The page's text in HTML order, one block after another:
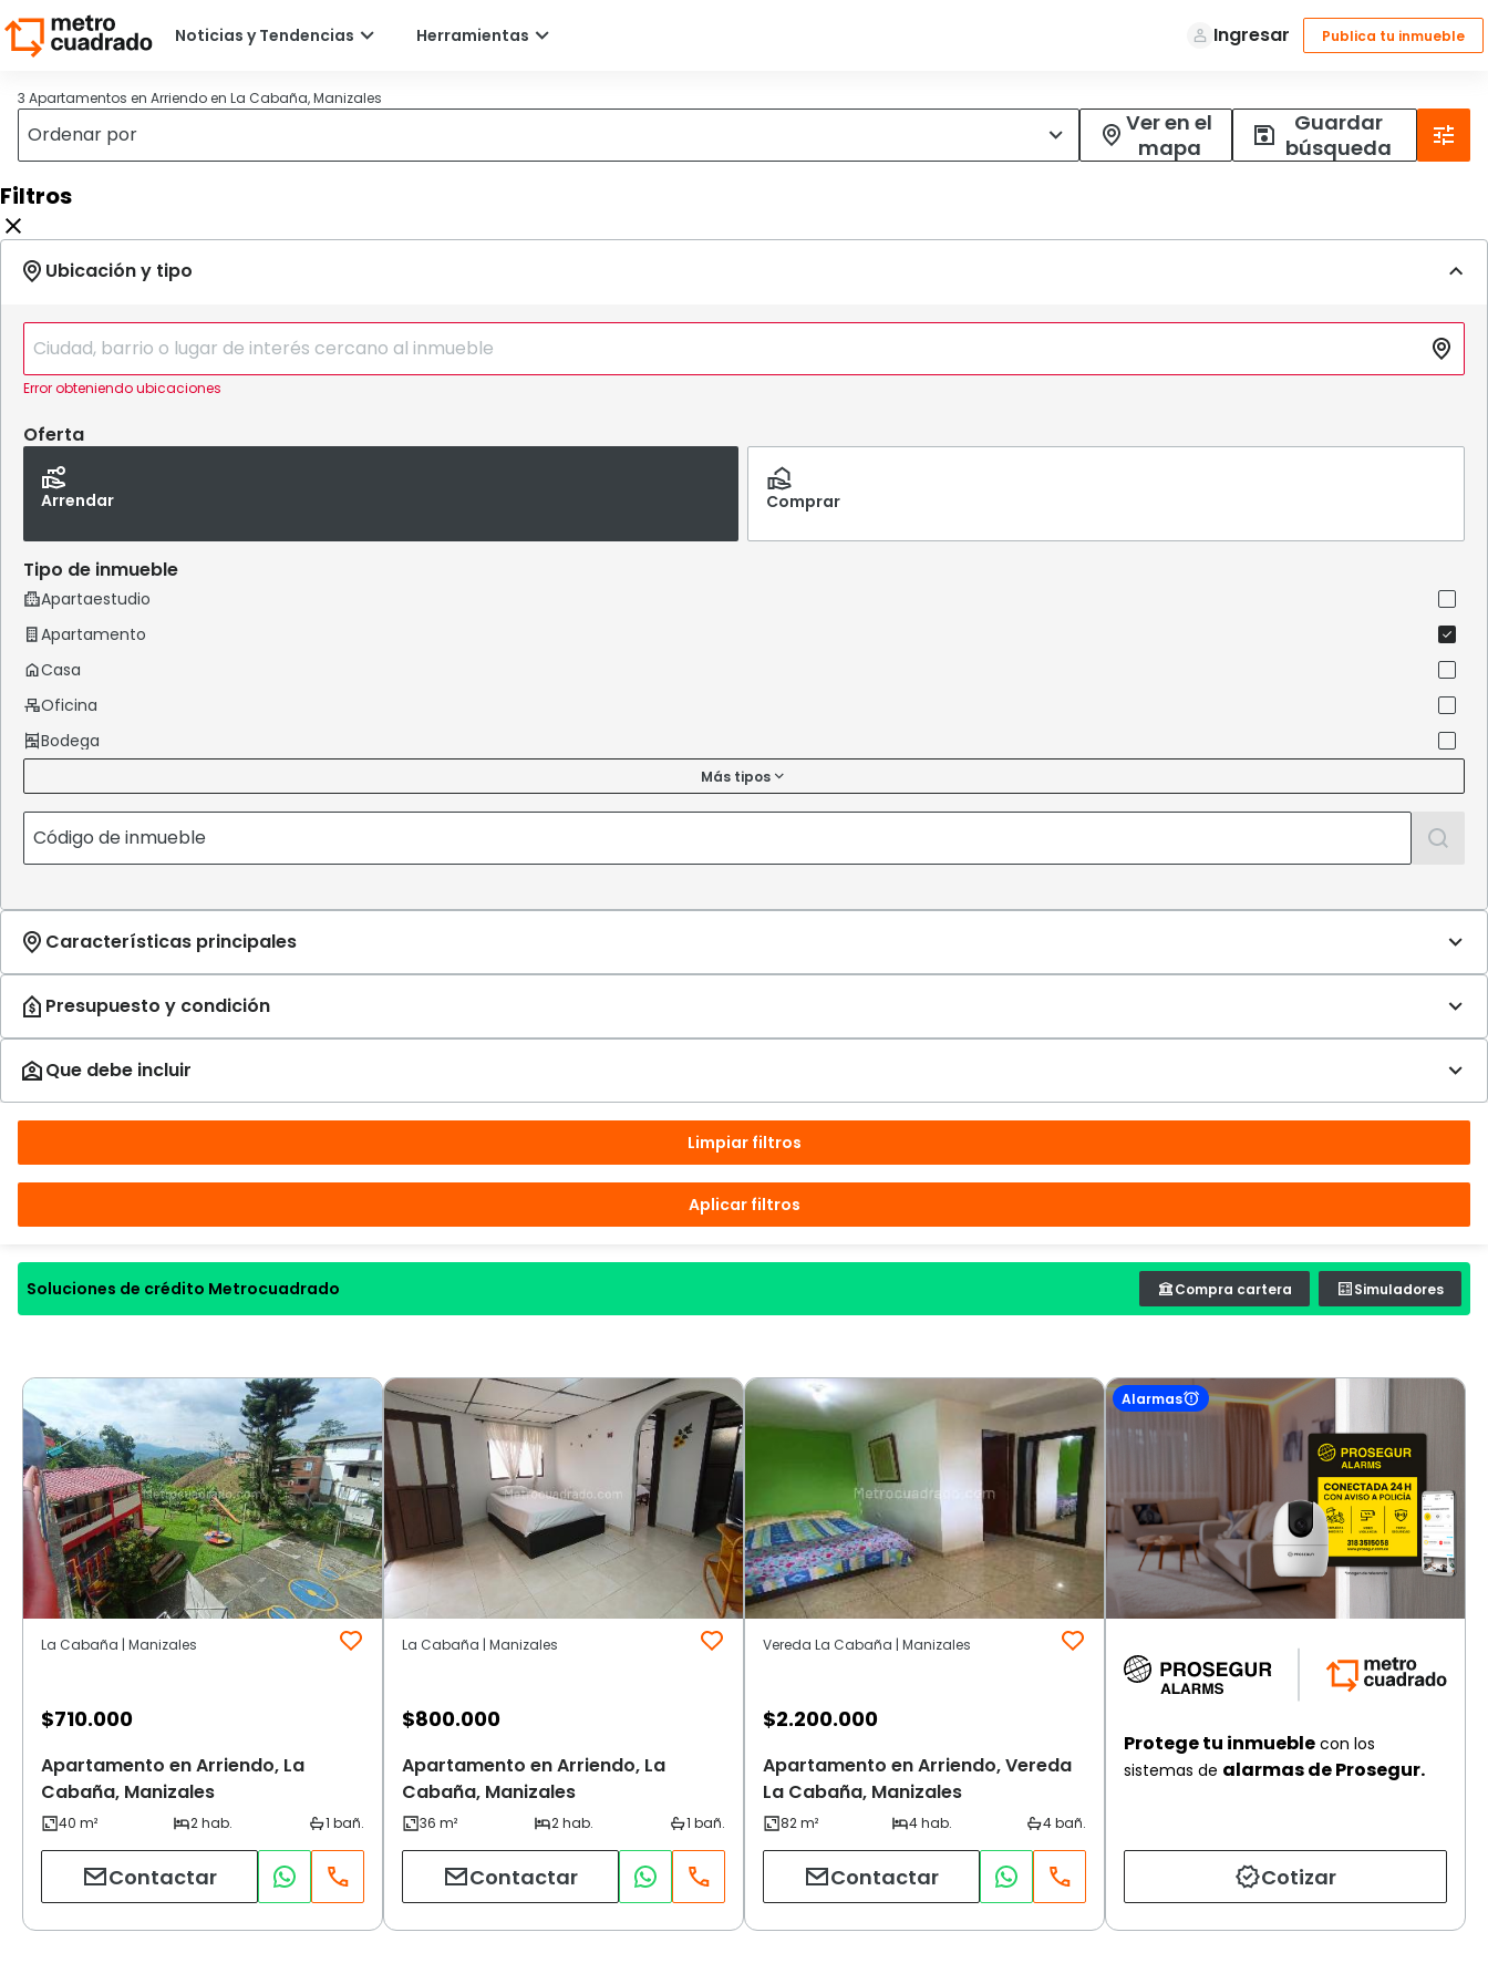
3 Apartamentos en Arriendo en La Cabaña, Manizales
Ver en el
mapa
Guardar
búsqueda
Filtros
Error obteniendo ubicaciones
Oferta
Arrendar Comprar
Tipo de inmueble
Más tipos
Limpiar filtros
Aplicar filtros
Soluciones de crédito Metrocuadrado Compra cartera Simuladores
La Cabaña | Manizales
$710.000
Apartamento en Arriendo, La
Cabaña, Manizales
Contactar
La Cabaña | Manizales
$800.000
Apartamento en Arriendo, La
Cabaña, Manizales
Contactar
Vereda La Cabaña | Manizales
$2.200.000
Apartamento en Arriendo, Vereda
La Cabaña, Manizales
Contactar
Alarmas
Protege tu inmueble con los
sistemas de alarmas de Prosegur.
Cotizar